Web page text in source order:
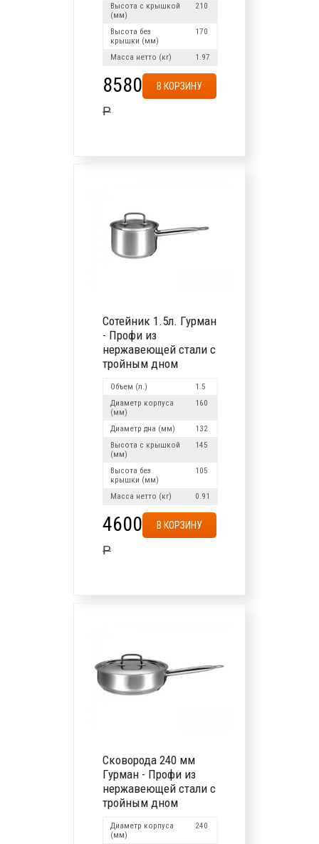
Высота с крышкой
(мм)
210
Высота без
крышки (мм)
170
Масса нетто (кг) 1.97
В КОРЗИНУ
8580
Р
Сотейник 1.5л. Гурман
- Профи из
нержавеющей стали с
тройным дном
Объем (л.)
1.5
Диаметр корпуса
(мм)
160
Диаметр дна (мм)
132
Высота с крышкой
(мм)
145
Высота без
крышки (мм)
105
Масса нетто (кг) 0.91
В КОРЗИНУ
4600
Р
Сковорода 240 мм
Гурман - Профи из
нержавеющей стали с
тройным дном
Диаметр корпуса
(мм)
240